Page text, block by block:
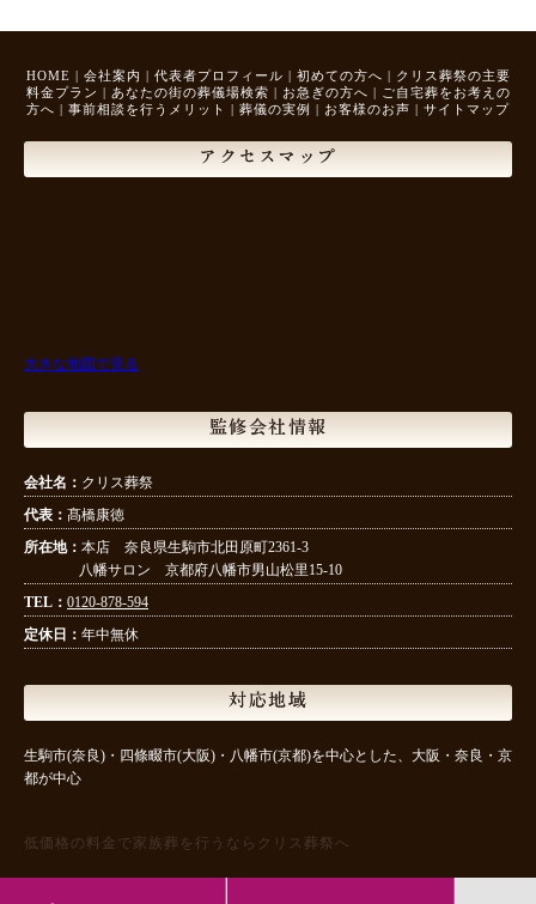
HOME | 会社案内 | 代表者プロフィール | 初めての方へ | クリス葬祭の主要
料金プラン | あなたの街の葬儀場検索 | お急ぎの方へ | ご自宅葬をお考えの
方へ | 事前相談を行うメリット | 葬儀の実例 | お客様のお声 | サイトマップ
アクセスマップ
大きな地図で見る
監修会社情報
会社名： クリス葬祭
代表： 髙橋康徳
所在地： 本店 奈良県生駒市北田原町2361-3
八幡サロン 京都府八幡市男山松里15-10
TEL： 0120-878-594
定休日： 年中無休
対応地域
生駒市(奈良)・四條畷市(大阪)・八幡市(京都)を中心とした、大阪・奈良・京
都が中心
低価格の料金で家族葬を行うならクリス葬祭へ